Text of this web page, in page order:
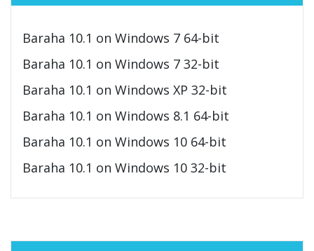
Baraha 10.1 on Windows 7 64-bit
Baraha 10.1 on Windows 7 32-bit
Baraha 10.1 on Windows XP 32-bit
Baraha 10.1 on Windows 8.1 64-bit
Baraha 10.1 on Windows 10 64-bit
Baraha 10.1 on Windows 10 32-bit